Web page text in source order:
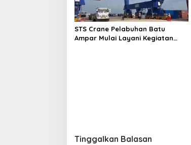
STS Crane Pelabuhan Batu
Ampar Mulai Layani Kegiatan
Tinggalkan Balasan